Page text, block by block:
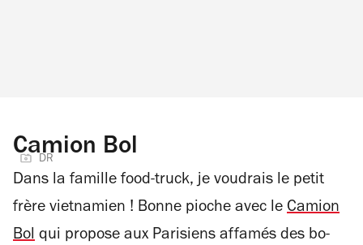
Camion Bol
DR
Dans la famille food-truck, je voudrais le petit
frère vietnamien ! Bonne pioche avec le Camion
Bol qui propose aux Parisiens affamés des bo-